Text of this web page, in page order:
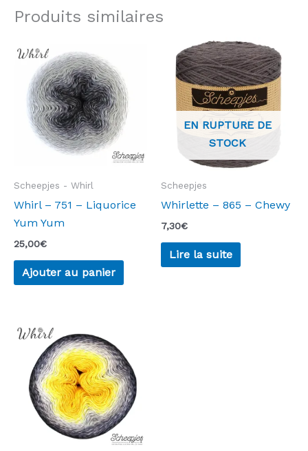
Produits similaires
Scheepjes - Whirl
Whirl – 751 – Liquorice
Yum Yum
25,00€
Ajouter au panier
EN RUPTURE DE
STOCK
Scheepjes
Whirlette – 865 – Chewy
7,30€
Lire la suite